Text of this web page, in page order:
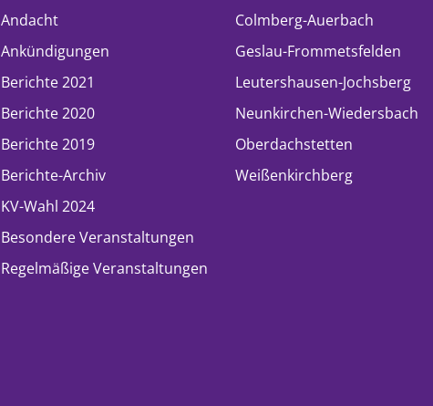
Andacht
Ankündigungen
Berichte 2021
Berichte 2020
Berichte 2019
Berichte-Archiv
KV-Wahl 2024
Besondere Veranstaltungen
Regelmäßige Veranstaltungen
Colmberg-Auerbach
Geslau-Frommetsfelden
Leutershausen-Jochsberg
Neunkirchen-Wiedersbach
Oberdachstetten
Weißenkirchberg